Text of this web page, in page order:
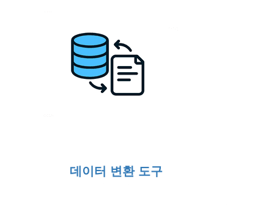
데이터 변환 도구